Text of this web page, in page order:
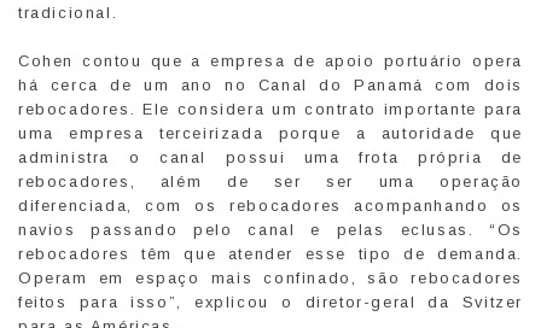
tradicional.
Cohen contou que a empresa de apoio portuário opera
há cerca de um ano no Canal do Panamá com dois
rebocadores. Ele considera um contrato importante para
uma empresa terceirizada porque a autoridade que
administra o canal possui uma frota própria de
rebocadores, além de ser ser uma operação
diferenciada, com os rebocadores acompanhando os
navios passando pelo canal e pelas eclusas. “Os
rebocadores têm que atender esse tipo de demanda.
Operam em espaço mais confinado, são rebocadores
feitos para isso”, explicou o diretor-geral da Svitzer